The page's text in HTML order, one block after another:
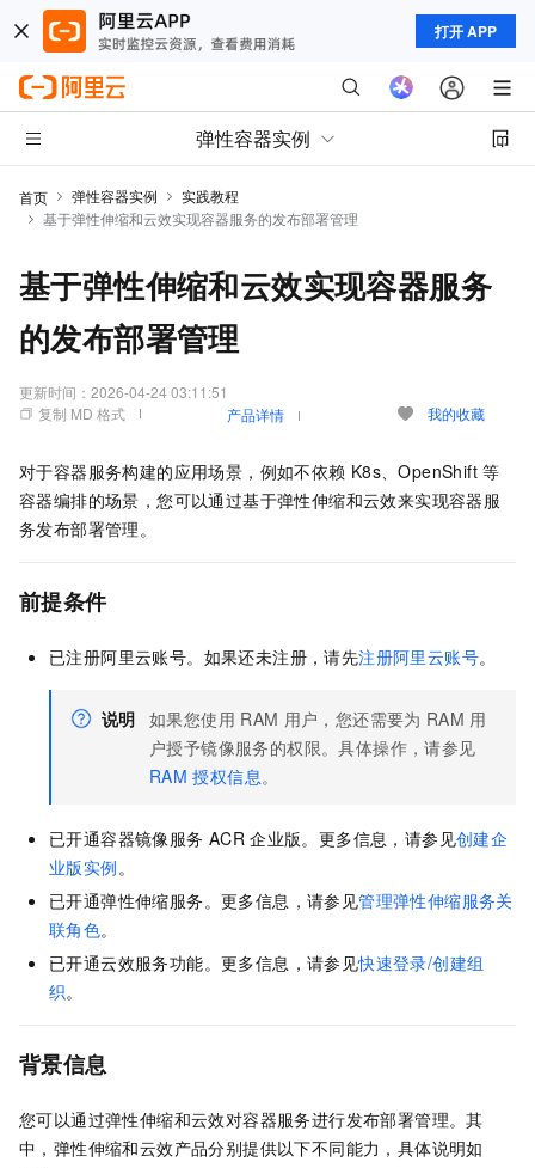
打开 APP
弹性容器实例
首页 弹性容器实例
实践教程
基于弹性伸缩和云效实现容器服务的发布部署管理
基于弹性伸缩和云效实现容器服务
的发布部署管理
更新时间： 2026-04-24 03:11:51
复制 MD 格式
产品详情 我的收藏
对于容器服务构建的应用场景，例如不依赖 K8s、OpenShift 等
容器编排的场景，您可以通过基于弹性伸缩和云效来实现容器服
务发布部署管理。
前提条件
已注册阿里云账号。如果还未注册，请先注册阿里云账号。
说明 如果您使用 RAM 用户，您还需要为 RAM 用
户授予镜像服务的权限。具体操作，请参见
RAM 授权信息。
已开通容器镜像服务 ACR 企业版。更多信息，请参见创建企
业版实例。
已开通弹性伸缩服务。更多信息，请参见管理弹性伸缩服务关
联角色。
已开通云效服务功能。更多信息，请参见快速登录/创建组
织。
背景信息
您可以通过弹性伸缩和云效对容器服务进行发布部署管理。其
中，弹性伸缩和云效产品分别提供以下不同能力，具体说明如